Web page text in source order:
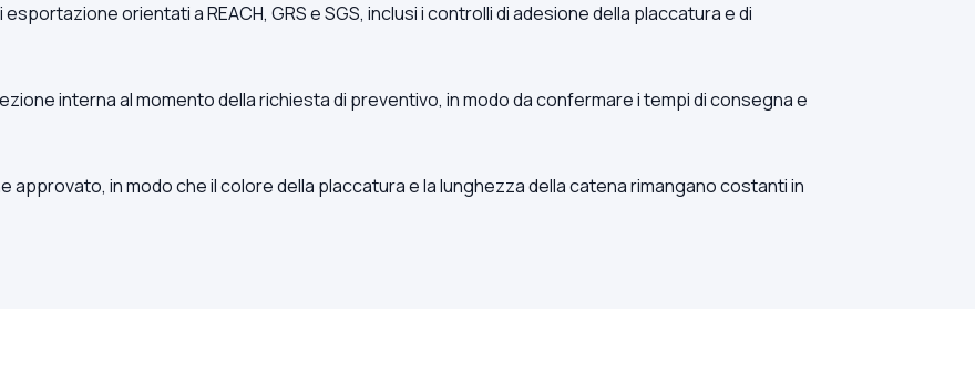
orientati a REACH, GRS e SGS, inclusi i controlli di adesione della placcatura e di
interna al momento della richiesta di preventivo, in modo da confermare i tempi di consegna e
in modo che il colore della placcatura e la lunghezza della catena rimangano costanti in